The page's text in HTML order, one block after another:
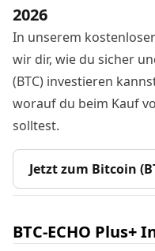
2026
In unserem
wir dir, wie du sicher
(BTC) investieren
worauf du beim Kauf
solltest.
Jetzt zum Bitcoin
BTC-ECHO Plus+